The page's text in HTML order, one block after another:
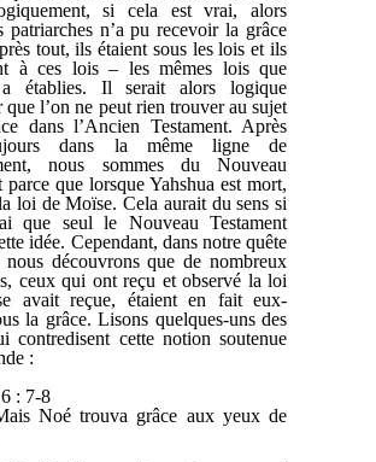
si cela est vrai, alors
patriarches n’a pu recevoir la grâce
tout, ils étaient sous les lois et ils
à ces lois – les mêmes lois que
établies. Il serait alors logique
que l’on ne peut rien trouver au sujet
dans l’Ancien Testament. Après
dans la même ligne de
nous sommes du Nouveau
parce que lorsque Yahshua est mort,
loi de Moïse. Cela aurait du sens si
que seul le Nouveau Testament
idée. Cependant, dans notre quête
découvrons que de nombreux
ceux qui ont reçu et observé la loi
avait reçue, étaient en fait eux-
la grâce. Lisons quelques-uns des
contredisent cette notion soutenue
:
: 7-8
Noé trouva grâce aux yeux de